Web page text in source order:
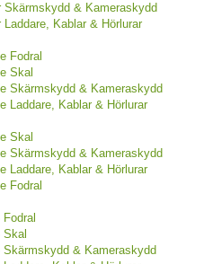
Skärmskydd & Kameraskydd
Laddare, Kablar & Hörlurar
Fodral
Skal
Skärmskydd & Kameraskydd
Laddare, Kablar & Hörlurar
Skal
Skärmskydd & Kameraskydd
Laddare, Kablar & Hörlurar
Fodral
Skal
Skärmskydd & Kameraskydd